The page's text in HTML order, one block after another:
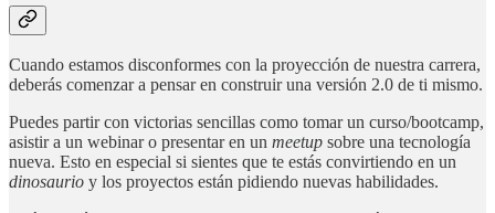
Cuando estamos disconformes con la proyección de nuestra carrera,
deberás comenzar a pensar en construir una versión 2.0 de ti mismo.
Puedes partir con victorias sencillas como tomar un curso/bootcamp,
asistir a un webinar o presentar en un meetup sobre una tecnología
nueva. Esto en especial si sientes que te estás convirtiendo en un
dinosaurio y los proyectos están pidiendo nuevas habilidades.